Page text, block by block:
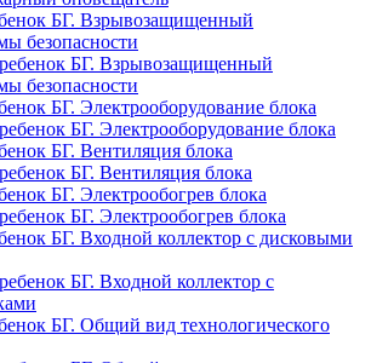
БГ. Взрывозащищенный
безопасности
БГ. Электрооборудование блока
БГ. Вентиляция блока
БГ. Электрообогрев блока
БГ. Входной коллектор с дисковыми
БГ. Общий вид технологического